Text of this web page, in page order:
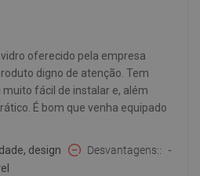
oferecido pela empresa
digno de atenção. Tem
fácil de instalar e, além
É bom que venha equipado
design
Desvantagens: -